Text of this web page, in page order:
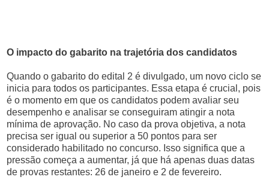
O impacto do gabarito na trajetória dos candidatos
Quando o gabarito do edital 2 é divulgado, um novo ciclo se
inicia para todos os participantes. Essa etapa é crucial, pois
é o momento em que os candidatos podem avaliar seu
desempenho e analisar se conseguiram atingir a nota
mínima de aprovação. No caso da prova objetiva, a nota
precisa ser igual ou superior a 50 pontos para ser
considerado habilitado no concurso. Isso significa que a
pressão começa a aumentar, já que há apenas duas datas
de provas restantes: 26 de janeiro e 2 de fevereiro.